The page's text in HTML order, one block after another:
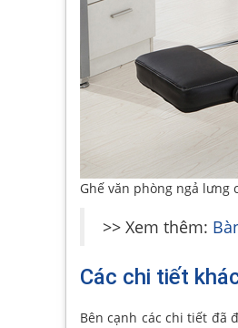
Ghế văn phòng ngả lưng
>> Xem thêm:
Các chi tiết
Bên cạnh các chi tiết đã